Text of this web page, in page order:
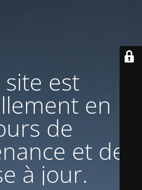
site est
en
de
et de
à jour.